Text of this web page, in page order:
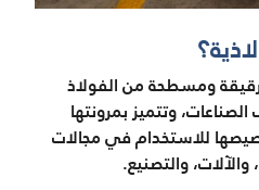
ومسطحة من الفولاذ
وتتميز بمرونتها
للاستخدام في مجالات
والآلات، والتصنيع.